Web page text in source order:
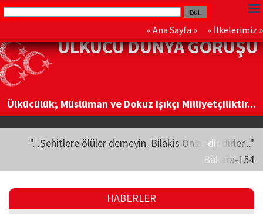
« Ana Sayfa » « İlkelerimiz »
ÜLKÜCÜ DÜNYA GÖRÜŞÜ
Ülkücülük; Müslüman ve Dokuz Işıkçı Milliyetçiliktir...
"...Şehitlere ölüler demeyin. Bilakis Onlar diridirler..."
Bakara-154
HABERLER